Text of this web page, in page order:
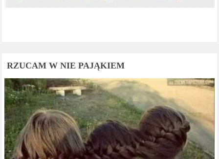
RZUCAM W NIE PAJĄKIEM